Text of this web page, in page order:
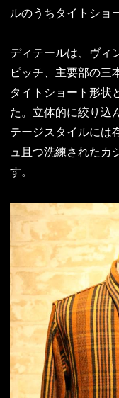
ルのうちタイトショ
ディテールは、ヴィ
ピッチ、主要部の三
タイトショート形状
た。立体的に絞り込
テージスタイルには
ュ且つ洗練されたカ
す。